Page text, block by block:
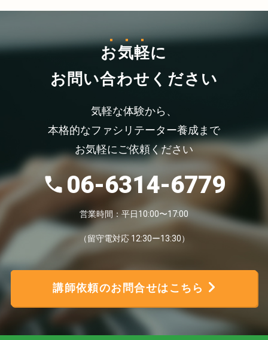
お気軽に
お問い合わせください
気軽な体験から、
本格的なファシリテーター養成まで
お気軽にご依頼ください
06-6314-6779
営業時間：平日10:00〜17:00
（留守電対応 12:30ー13:30）
講師依頼のお問合せはこちら